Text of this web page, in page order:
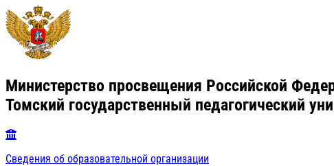
Министерство просвещения Российской
Томский государственный педагогический
Сведения об образовательной организации